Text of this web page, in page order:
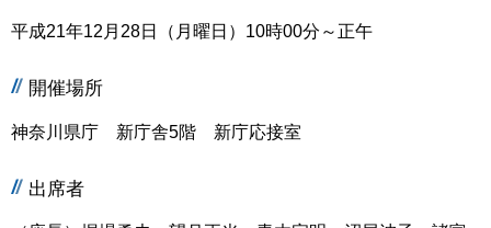
平成21年12月28日（月曜日）10時00分～正午
開催場所
神奈川県庁 新庁舎5階 新庁応接室
出席者